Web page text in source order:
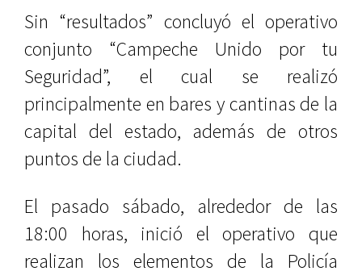
Sin “resultados” concluyó el operativo
conjunto “Campeche Unido por tu
Seguridad”, el cual se realizó
principalmente en bares y cantinas de la
capital del estado, además de otros
puntos de la ciudad.
El pasado sábado, alrededor de las
18:00 horas, inició el operativo que
realizan los elementos de la Policía